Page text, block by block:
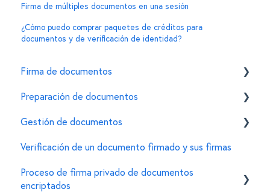
Firma de múltiples documentos en una sesión
¿Cómo puedo comprar paquetes de créditos para
documentos y de verificación de identidad?
Firma de documentos
Cómo firmar un documento usando la e.firma en
Preparación de documentos
Invitar firmantes
Personalizar características de un documento
Gestión de documentos
General
Para administradores de documentos
Verificación de un documento firmado y sus firmas
Proceso de firma privado de documentos
encriptados